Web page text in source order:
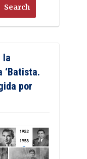
la
‘Batista.
por